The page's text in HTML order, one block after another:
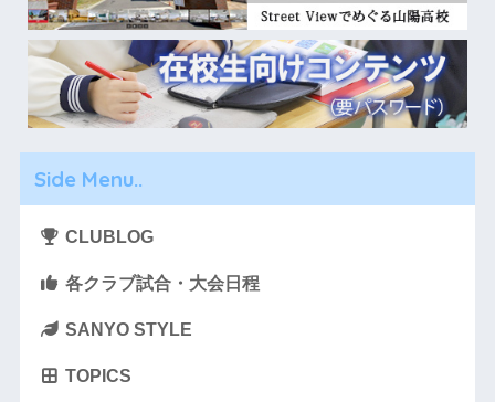
Side Menu..
CLUBLOG
各クラブ試合・大会日程
SANYO STYLE
TOPICS